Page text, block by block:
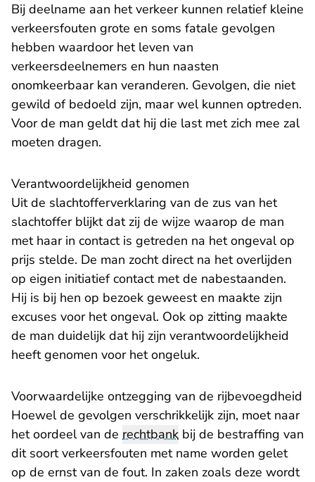
Bij deelname aan het verkeer kunnen relatief kleine
verkeersfouten grote en soms fatale gevolgen
hebben waardoor het leven van
verkeersdeelnemers en hun naasten
onomkeerbaar kan veranderen. Gevolgen, die niet
gewild of bedoeld zijn, maar wel kunnen optreden.
Voor de man geldt dat hij die last met zich mee zal
moeten dragen.
Verantwoordelijkheid genomen
Uit de slachtofferverklaring van de zus van het
slachtoffer blijkt dat zij de wijze waarop de man
met haar in contact is getreden na het ongeval op
prijs stelde. De man zocht direct na het overlijden
op eigen initiatief contact met de nabestaanden.
Hij is bij hen op bezoek geweest en maakte zijn
excuses voor het ongeval. Ook op zitting maakte
de man duidelijk dat hij zijn verantwoordelijkheid
heeft genomen voor het ongeluk.
Voorwaardelijke ontzegging van de rijbevoegdheid
Hoewel de gevolgen verschrikkelijk zijn, moet naar
het oordeel van de rechtbank bij de bestraffing van
dit soort verkeersfouten met name worden gelet
op de ernst van de fout. In zaken zoals deze wordt